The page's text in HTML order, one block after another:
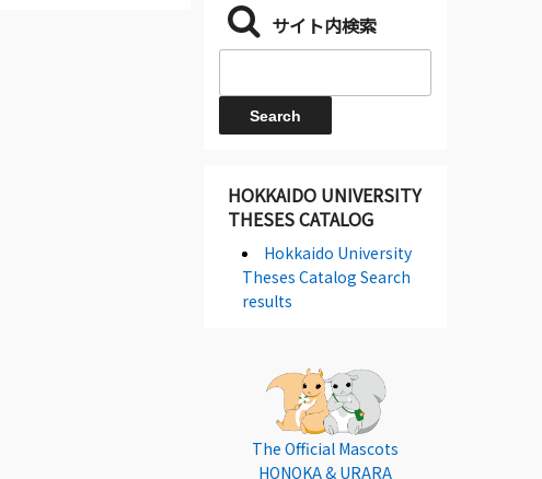
サイト内検索
HOKKAIDO UNIVERSITY
THESES CATALOG
Hokkaido University
Theses Catalog Search
results
The Official Mascots
HONOKA & URARA